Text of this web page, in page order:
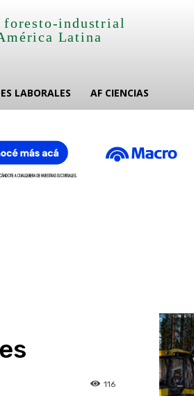
foresto-industrial
Latina
LABORALES AF CIENCIAS
116